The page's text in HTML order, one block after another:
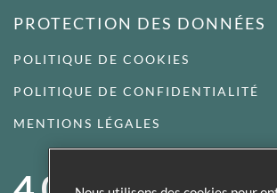
PROTECTION DES DONNÉES
POLITIQUE DE COOKIES
POLITIQUE DE CONFIDENTIALITÉ
MENTIONS LÉGALES